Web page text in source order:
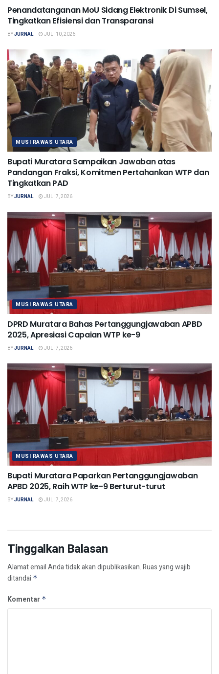
Penandatanganan MoU Sidang Elektronik Di Sumsel,
Tingkatkan Efisiensi dan Transparansi
BYJURNAL JULI 10, 2026
MUSI RAWAS UTARA
Bupati Muratara Sampaikan Jawaban atas
Pandangan Fraksi, Komitmen Pertahankan WTP dan
Tingkatkan PAD
BYJURNAL JULI 7, 2026
MUSI RAWAS UTARA
DPRD Muratara Bahas Pertanggungjawaban APBD
2025, Apresiasi Capaian WTP ke-9
BYJURNAL JULI 7, 2026
MUSI RAWAS UTARA
Bupati Muratara Paparkan Pertanggungjawaban
APBD 2025, Raih WTP ke-9 Berturut-turut
BYJURNAL JULI 7, 2026
Tinggalkan Balasan
Alamat email Anda tidak akan dipublikasikan.Ruas yang wajib
ditandai *
Komentar *